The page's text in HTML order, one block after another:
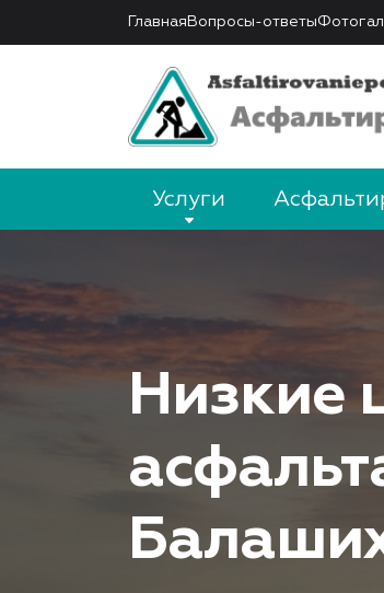
Главная Вопросы-ответы
Услуги
Низкие